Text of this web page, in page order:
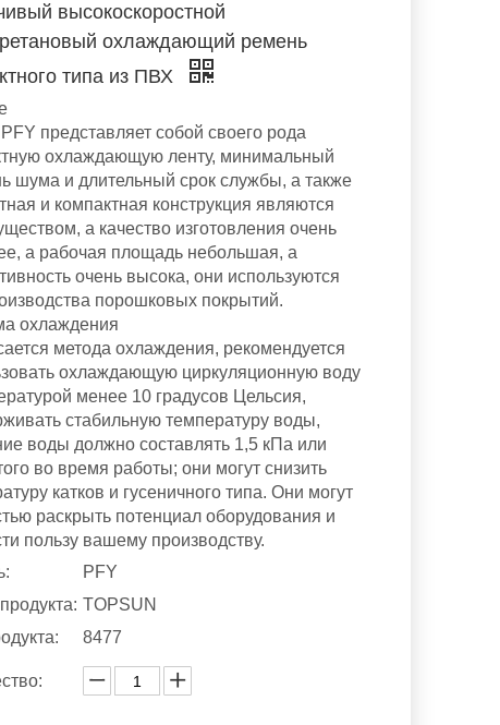
высокоскоростной
охлаждающий ремень
типа из ПВХ
представляет собой своего рода
охлаждающую ленту, минимальный
шума и длительный срок службы, а также
и компактная конструкция являются
а качество изготовления очень
а рабочая площадь небольшая, а
очень высока, они используются
порошковых покрытий.
охлаждения
метода охлаждения, рекомендуется
охлаждающую циркуляционную воду
менее 10 градусов Цельсия,
стабильную температуру воды,
воды должно составлять 1,5 кПа или
во время работы; они могут снизить
катков и гусеничного типа. Они могут
раскрыть потенциал оборудования и
пользу вашему производству.
PFY
TOPSUN
8477